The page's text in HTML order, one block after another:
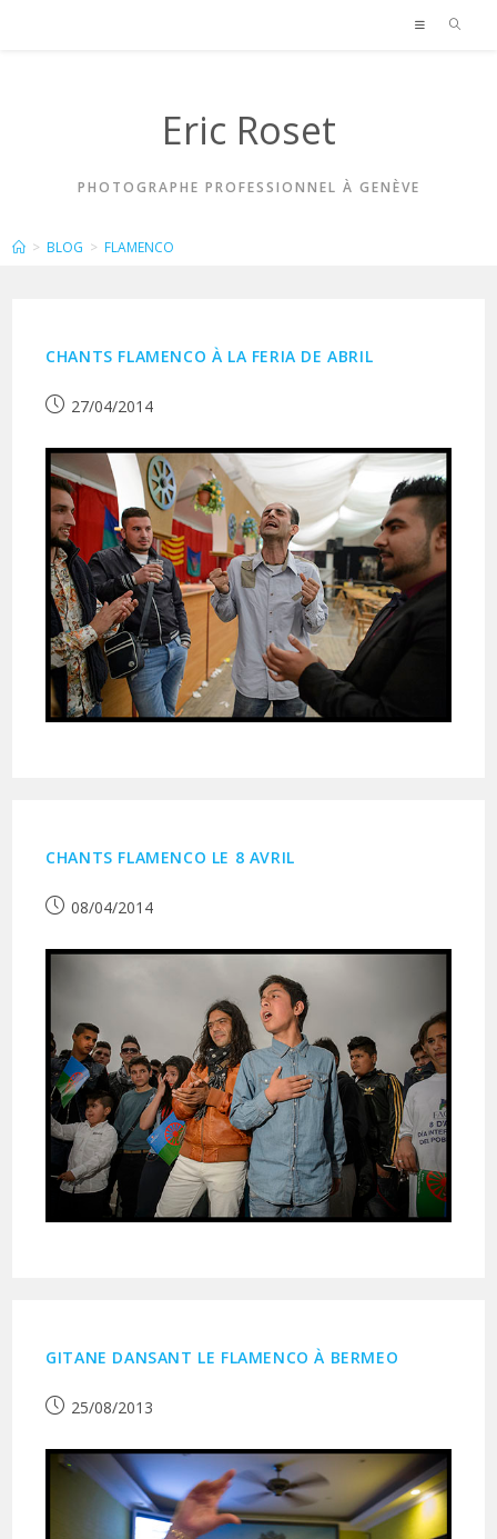
Eric Roset
PHOTOGRAPHE PROFESSIONNEL À GENÈVE
> BLOG > FLAMENCO
CHANTS FLAMENCO À LA FERIA DE ABRIL
Publication
27/04/2014
CHANTS FLAMENCO LE 8 AVRIL
Publication
08/04/2014
GITANE DANSANT LE FLAMENCO À BERMEO
Publication
25/08/2013